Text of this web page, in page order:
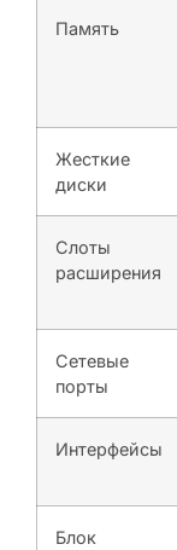
Память
Жесткие
диски
Слоты
расширения
Сетевые
порты
Интерфейсы
Блок